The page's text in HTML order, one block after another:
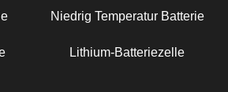
Niedrig Temperatur Batterie
Lithium-Batteriezelle